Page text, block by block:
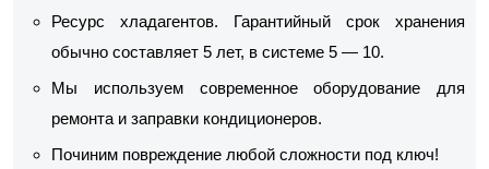
Ресурс хладагентов. Гарантийный срок хранения
обычно составляет 5 лет, в системе 5 — 10.
Мы используем современное оборудование для
ремонта и заправки кондиционеров.
Починим повреждение любой сложности под ключ!